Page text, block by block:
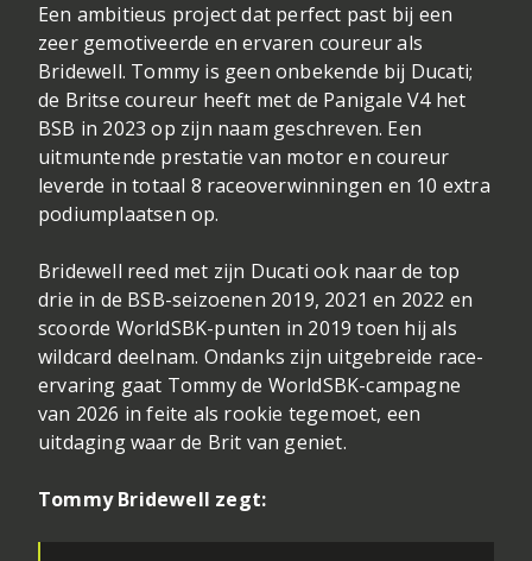
Een ambitieus project dat perfect past bij een
zeer gemotiveerde en ervaren coureur als
Bridewell. Tommy is geen onbekende bij Ducati;
de Britse coureur heeft met de Panigale V4 het
BSB in 2023 op zijn naam geschreven. Een
uitmuntende prestatie van motor en coureur
leverde in totaal 8 raceoverwinningen en 10 extra
podiumplaatsen op.
Bridewell reed met zijn Ducati ook naar de top
drie in de BSB-seizoenen 2019, 2021 en 2022 en
scoorde WorldSBK-punten in 2019 toen hij als
wildcard deelnam. Ondanks zijn uitgebreide race-
ervaring gaat Tommy de WorldSBK-campagne
van 2026 in feite als rookie tegemoet, een
uitdaging waar de Brit van geniet.
Tommy Bridewell zegt: